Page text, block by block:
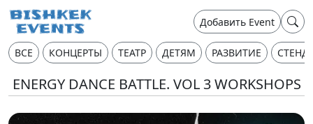
Добавить Event
ВСЕ КОНЦЕРТЫ ТЕАТР ДЕТЯМ РАЗВИТИЕ
ENERGY DANCE BATTLE. VOL 3 WORKSHOPS